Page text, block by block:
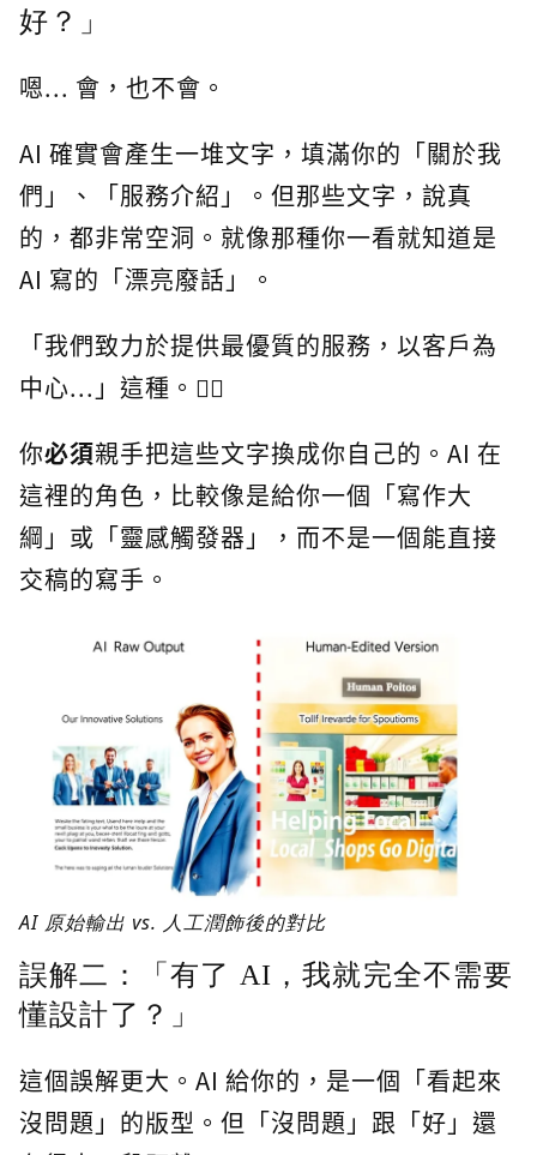
好？」
嗯... 會，也不會。
AI 確實會產生一堆文字，填滿你的「關於我
們」、「服務介紹」。但那些文字，說真
的，都非常空洞。就像那種你一看就知道是
AI 寫的「漂亮廢話」。
「我們致力於提供最優質的服務，以客戶為
中心...」這種。🤷‍♂️
你必須親手把這些文字換成你自己的。AI 在
這裡的角色，比較像是給你一個「寫作大
綱」或「靈感觸發器」，而不是一個能直接
交稿的寫手。
AI 原始輸出 vs. 人工潤飾後的對比
誤解二：「有了 AI，我就完全不需要
懂設計了？」
這個誤解更大。AI 給你的，是一個「看起來
沒問題」的版型。但「沒問題」跟「好」還